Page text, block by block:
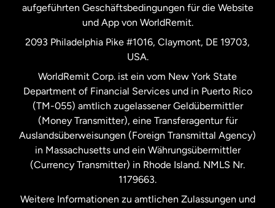
Vereinigte Staaten English
Vereinigte Staaten
Vereinigtes Königreich
aufgeführten Geschäftsbedingungen für die Website
und App von WorldRemit.
2093 Philadelphia Pike #1016, Claymont, DE 19703,
USA.
WorldRemit Corp. ist ein vom New York State
Department of Financial Services und in Puerto Rico
(TM-055) amtlich zugelassener Geldübermittler
(Money Transmitter), eine Transferagentur für
Auslandsüberweisungen (Foreign Transmittal Agency)
in Massachusetts und ein Währungsübermittler
(Currency Transmitter) in Rhode Island. NMLS Nr.
1179663.
Weitere Informationen zu amtlichen Zulassungen und